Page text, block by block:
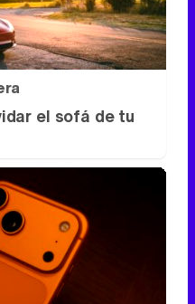
el sofá de tu